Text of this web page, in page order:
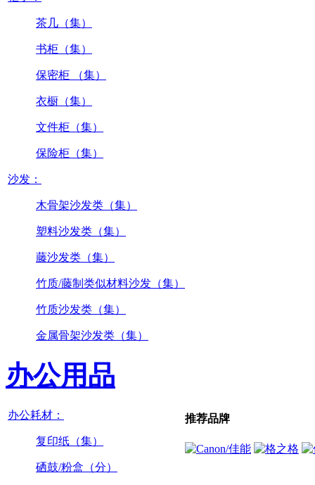
茶几（集）
书柜（集）
保密柜 （集）
衣橱（集）
文件柜（集）
保险柜（集）
沙发：
木骨架沙发类（集）
塑料沙发类（集）
藤沙发类（集）
竹质/藤制类似材料沙发（集）
竹质沙发类（集）
金属骨架沙发类（集）
办公用品
办公耗材：
复印纸（集）
硒鼓/粉盒（分）
推荐品牌